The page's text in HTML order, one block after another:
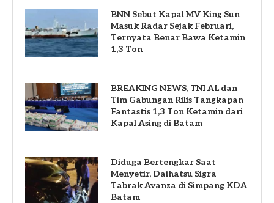
BNN Sebut Kapal MV King Sun
Masuk Radar Sejak Februari,
Ternyata Benar Bawa Ketamin
1,3 Ton
BREAKING NEWS, TNI AL dan
Tim Gabungan Rilis Tangkapan
Fantastis 1,3 Ton Ketamin dari
Kapal Asing di Batam
Diduga Bertengkar Saat
Menyetir, Daihatsu Sigra
Tabrak Avanza di Simpang KDA
Batam